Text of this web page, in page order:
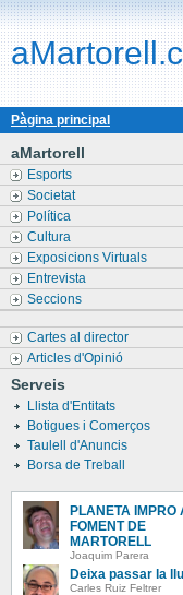
Pàgina principal
aMartorell
Esports
Societat
Política
Cultura
Exposicions Virtuals
Entrevista
Seccions
Cartes al director
Articles d'Opinió
Serveis
Llista d'Entitats
Botigues i Comerços
Taulell d'Anuncis
Borsa de Treball
PLANETA IMPRO
FOMENT DE
MARTORELL
Joaquim Parera
Deixa passar la
Carles Ruiz Feltrer